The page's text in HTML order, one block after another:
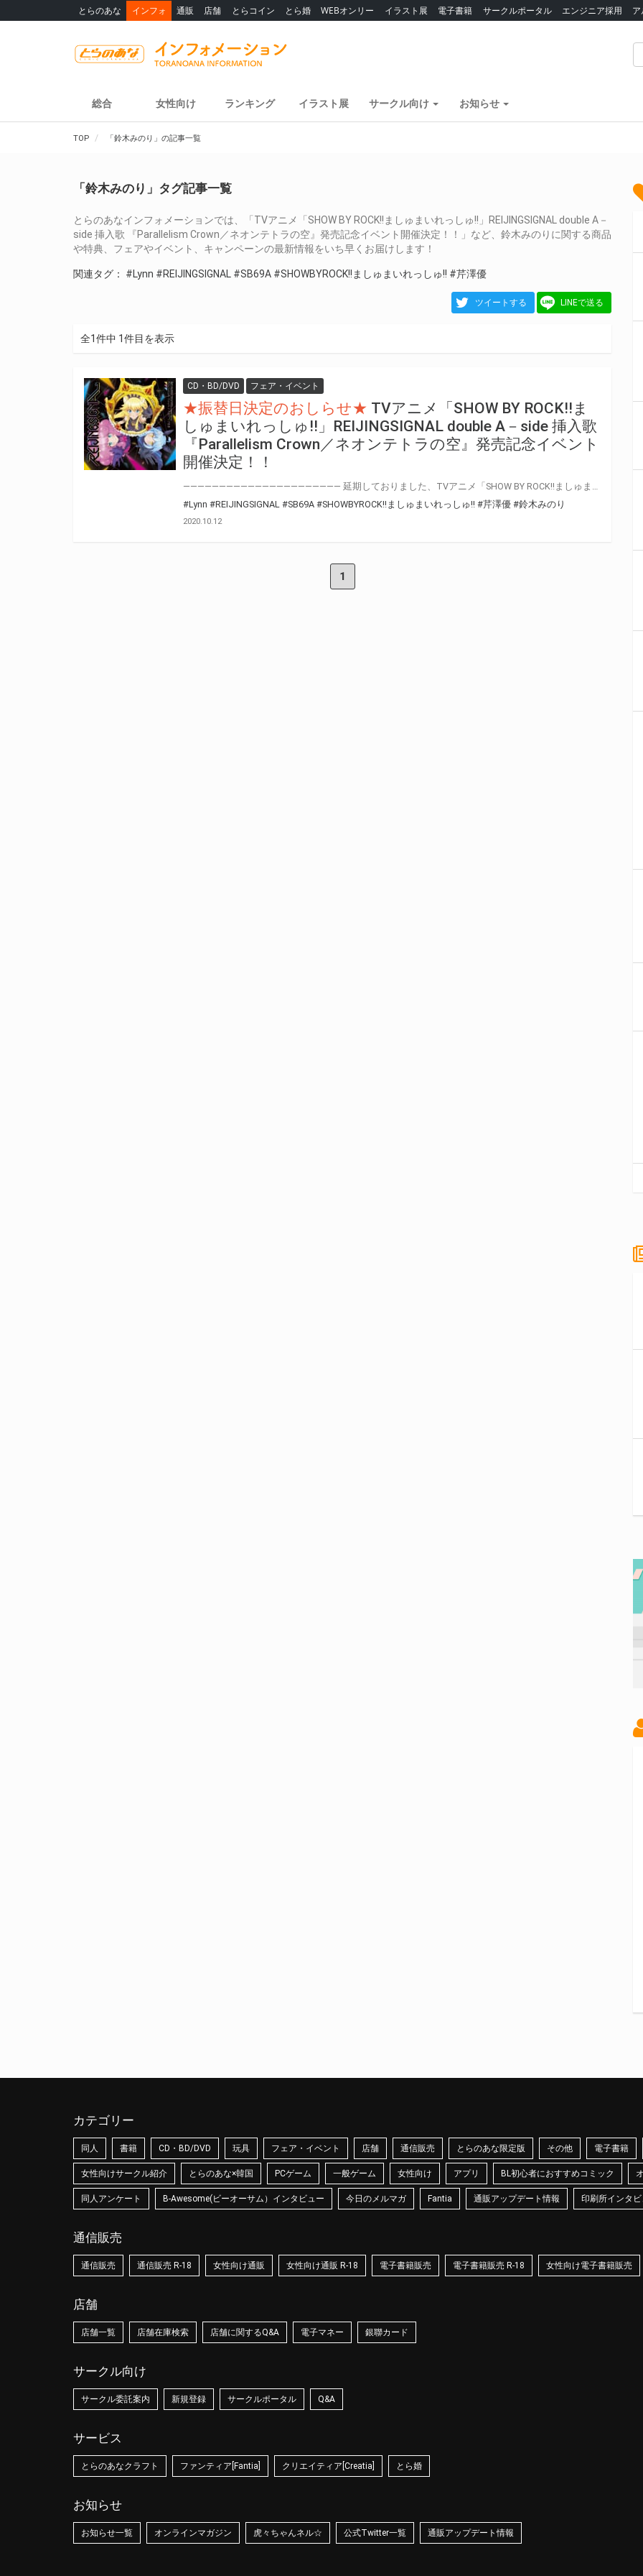
とらのあな インフォ 通販 店舗 とらコイン とら婚 WEBオンリー イラスト展 電子書籍 サークルポータル エンジニア採用
総合 女性向け ランキング イラスト展 サークル向け お知らせ
TOP 「鈴木みのり」の記事一覧
「鈴木みのり」タグ記事一覧
とらのあなインフォメーションでは、「TVアニメ「SHOW BY ROCK!!ましゅまいれっしゅ!!」REIJINGSIGNAL double A－
side 挿入歌 『Parallelism Crown／ネオンテトラの空』発売記念イベント開催決定！！」など、鈴木みのりに関する商品
や特典、フェアやイベント、キャンペーンの最新情報をいち早くお届けします！
関連タグ： #Lynn #REIJINGSIGNAL #SB69A #SHOWBYROCK!!ましゅまいれっしゅ!! #芹澤優
ツイートする LINEで送る
全1件中 1件目を表示
CD・BD/DVD フェア・イベント
★振替日決定のおしらせ★ TVアニメ「SHOW BY ROCK!!ま
しゅまいれっしゅ!!」REIJINGSIGNAL double A－side 挿入歌
『Parallelism Crown／ネオンテトラの空』発売記念イベント
開催決定！！
#Lynn #REIJINGSIGNAL #SB69A #SHOWBYROCK!!ましゅまいれっしゅ!! #芹澤優 #鈴木みのり
2020.10.12
1
カテゴリー
同人 書籍 CD・BD/DVD 玩具 フェア・イベント 店舗 通信販売 とらのあな限定版 その他 電子書籍
女性向けサークル紹介 とらのあな×韓国 PCゲーム 一般ゲーム 女性向け アプリ BL初心者におすすめコミック
同人アンケート B-Awesome(ビーオーサム）インタビュー 今日のメルマガ Fantia 通販アップデート情報 印刷所インタ
通信販売
通信販売 通信販売 R-18 女性向け通販 女性向け通販 R-18 電子書籍販売 電子書籍販売 R-18 女性向け電子書籍販売
店舗
店舗一覧 店舗在庫検索 店舗に関するQ&A 電子マネー 銀聯カード
サークル向け
サークル委託案内 新規登録 サークルポータル Q&A
サービス
とらのあなクラフト ファンティア[Fantia] クリエイティア[Creatia] とら婚
お知らせ
お知らせ一覧 オンラインマガジン 虎々ちゃんネル☆ 公式Twitter一覧 通販アップデート情報